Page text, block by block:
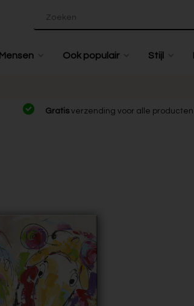
Mensen Ook populair Stijl
Gratisverzending voor alle producten